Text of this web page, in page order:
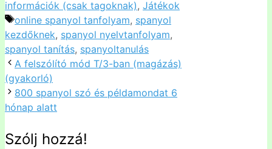
információk (csak tagoknak), Játékok
Címkék
online spanyol tanfolyam, spanyol
kezdőknek, spanyol nyelvtanfolyam,
spanyol tanítás, spanyoltanulás
A felszólító mód T/3-ban (magázás)
(gyakorló)
800 spanyol szó és példamondat 6
hónap alatt
Szólj hozzá!